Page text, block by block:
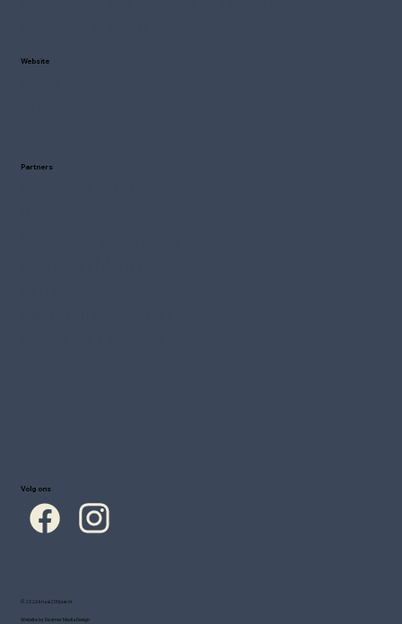
Website
Partners
Volg ons
© 2026 knaal200jaar.nl
Website by Deamer Media Design